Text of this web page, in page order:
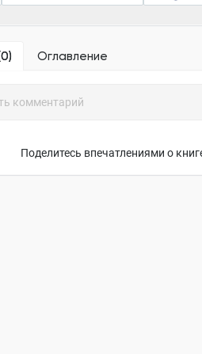
0) Оглавление
Поделитесь впечатлениями о